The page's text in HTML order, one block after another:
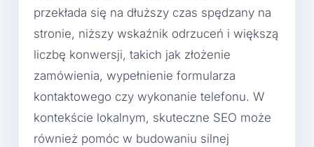
przekłada się na dłuższy czas spędzany na
stronie, niższy wskaźnik odrzuceń i większą
liczbę konwersji, takich jak złożenie
zamówienia, wypełnienie formularza
kontaktowego czy wykonanie telefonu. W
kontekście lokalnym, skuteczne SEO może
również pomóc w budowaniu silnej